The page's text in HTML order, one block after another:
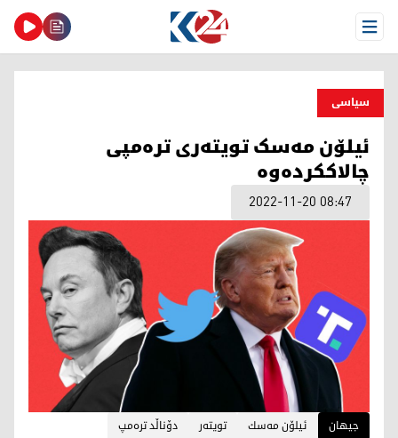
Open Menu
سیاسی
ئیلۆن مەسک تویتەری ترەمپی
چالاککردەوە
2022-11-20 08:47
جیهان ئیلۆن مه‌سك تویته‌ر دۆناڵد تره‌مپ